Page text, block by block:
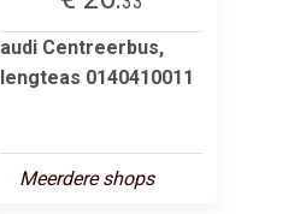
audi Centreerbus,
lengteas 0140410011
Meerdere shops